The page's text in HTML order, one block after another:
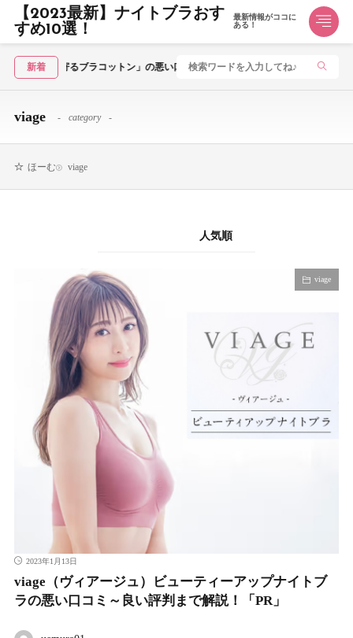
【2023最新】ナイトブラおす
すめ10選！
最新情報がココに
ある！
新着
japan「夜寄るブラコットン」の悪い口コミ～良い評判まで解説！
viage category
ほーむ viage
人気順
viage
2023年1月13日
viage（ヴィアージュ）ビューティーアップナイトブ
ラの悪い口コミ～良い評判まで解説！「PR」